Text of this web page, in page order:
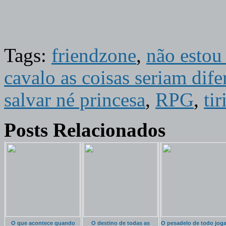
Tags: friendzone, não
cavalo as coisas seriam
salvar né princesa, RPG,
Posts Relacionados
O que acontece quando O destino de todas as O pesadelo de todo